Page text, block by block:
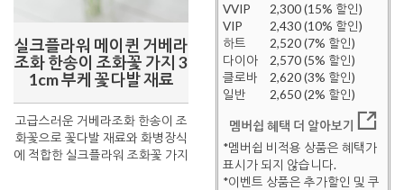
실크플라워 메이퀸 거베라
조화 한송이 조화꽃 가지 3
1cm 부케 꽃다발 재료
고급스러운 거베라조화 한송이 조
화꽃으로 꽃다발 재료와 화병장식
에 적합한 실크플라워 조화꽃 가지
VVIP
2,300 (15% 할인)
VIP
2,430 (10% 할인)
하트
2,520 (7% 할인)
다이아
2,570 (5% 할인)
클로바
2,620 (3% 할인)
일반
2,650 (2% 할인)
멤버쉽 혜택 더 알아보기
*멤버쉽 비적용 상품은 혜택가
표시가 되지 않습니다.
*이벤트 상품은 추가할인 및 쿠